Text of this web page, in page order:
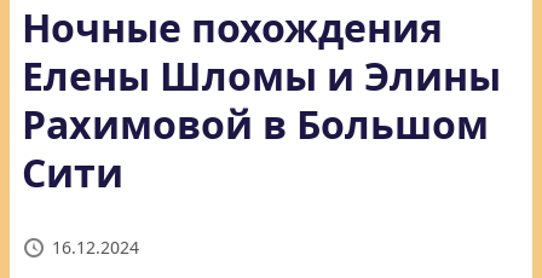
Ночные похождения
Елены Шломы и Элины
Рахимовой в Большом
Сити
16.12.2024